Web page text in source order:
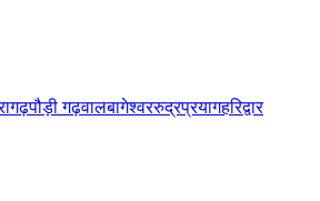
पौड़ी गढ़वालबागेश्वररुद्रप्रयागहरिद्वार